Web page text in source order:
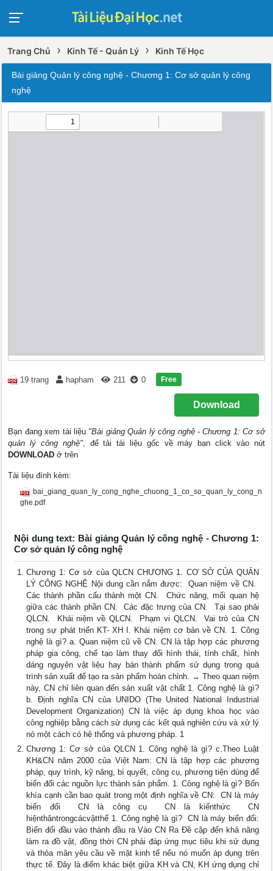
Trang Chủ › Kinh Tế - Quản Lý › Kinh Tế Học
Bài giảng Quản lý công nghệ - Chương 1: Cơ sở quản lý công
nghệ
19 trang hapham 211 0 Free
Download
Bạn đang xem tài liệu "Bài giảng Quản lý công nghệ - Chương 1: Cơ sở
quản lý công nghệ", để tải tài liệu gốc về máy bạn click vào nút
DOWNLOAD ở trên
Tài liệu đính kèm:
bai_giang_quan_ly_cong_nghe_chuong_1_co_so_quan_ly_cong_n
ghe.pdf
Nội dung text: Bài giảng Quản lý công nghệ - Chương 1:
Cơ sở quản lý công nghệ
Chương 1: Cơ sở của QLCN CHƯƠNG 1. CƠ SỞ CỦA QUẢN
LÝ CÔNG NGHỆ Nội dung cần nắm được:  Quan niệm về CN. 
Các thành phần cấu thành một CN.  Chức năng, mối quan hệ
giữa các thành phần CN.  Các đặc trưng của CN.  Tại sao phải
QLCN.  Khái niệm về QLCN.  Phạm vi QLCN.  Vai trò của CN
trong sự phát triển KT- XH I. Khái niệm cơ bản về CN. 1. Công
nghệ là gì? a. Quan niệm cũ về CN. CN là tập hợp các phương
pháp gia công, chế tạo làm thay đổi hình thái, tính chất, hình
dáng nguyên vật liệu hay bán thành phẩm sử dụng trong quá
trình sản xuất để tạo ra sản phẩm hoàn chỉnh. → Theo quan niệm
này, CN chỉ liên quan đến sản xuất vật chất 1. Công nghệ là gì?
b. Định nghĩa CN của UNIDO (The United National Industrial
Development Organization) CN là việc áp dụng khoa học vào
công nghiệp bằng cách sử dụng các kết quả nghiên cứu và xử lý
nó một cách có hệ thống và phương pháp. 1
Chương 1: Cơ sở của QLCN 1. Công nghệ là gì? c.Theo Luật
KH&CN năm 2000 của Việt Nam: CN là tập hợp các phương
pháp, quy trình, kỹ năng, bí quyết, công cụ, phương tiện dùng để
biến đổi các nguồn lực thành sản phẩm. 1. Công nghệ là gì? Bốn
khía cạnh cần bao quát trong một định nghĩa về CN:  CN là máy
biến đổi  CN là công cụ  CN là kiếnthức  CN
hiệnthântrongcácvậtthể 1. Công nghệ là gì?  CN là máy biến đổi:
Biến đổi đầu vào thành đầu ra Vào CN Ra Đề cập đến khả năng
làm ra đồ vật, đồng thời CN phải đáp ứng mục tiêu khi sử dụng
và thỏa mãn yêu cầu về mặt kinh tế nếu nó muốn áp dụng trên
thực tế. Đây là điểm khác biệt giữa KH và CN, KH ứng dụng chỉ